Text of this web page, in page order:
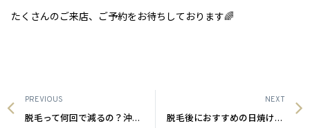
たくさんのご来店、ご予約をお待ちしております🌈
PREVIOUS
脱毛って何回で減るの？沖縄メンズ脱毛
NEXT
脱毛後におすすめの日焼け止め☀️沖縄メンズ脱毛